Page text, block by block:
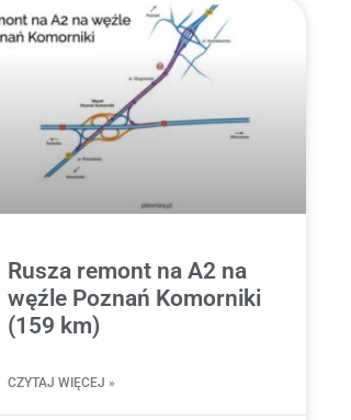
Rusza remont na A2 na
węźle Poznań Komorniki
(159 km)
CZYTAJ WIĘCEJ »